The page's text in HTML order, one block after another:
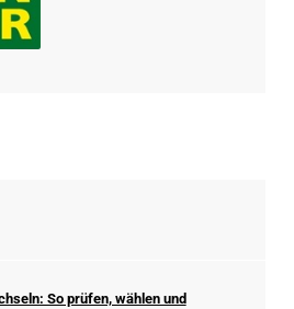
So prüfen, wählen und